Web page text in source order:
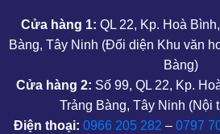
Cửa hàng 1: QL 22, Kp. Hoà
Bàng, Tây Ninh (Đối diện Khu văn
Bàng)
Cửa hàng 2: Số 99, QL 22, Kp.
Trảng Bàng, Tây Ninh (Nội
Điện thoại: 0966 205 282 – 0797